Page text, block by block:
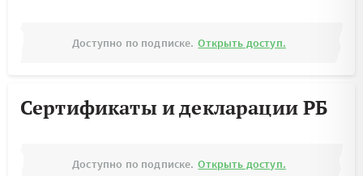
Доступно по подписке. Открыть доступ.
Сертификаты и декларации РБ
Доступно по подписке. Открыть доступ.